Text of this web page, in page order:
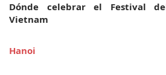
Dónde celebrar el Festival
Vietnam
Hanoi